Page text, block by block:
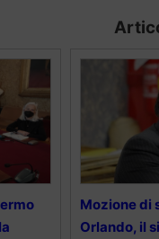
Mozione di
Orlando, il